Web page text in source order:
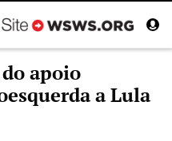
apoio
a Lula